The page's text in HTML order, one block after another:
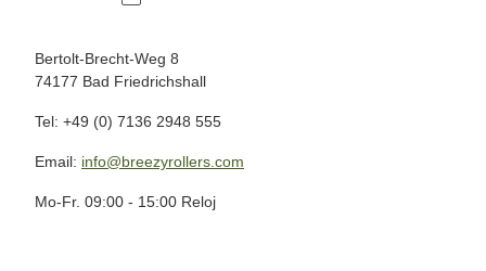
Bertolt-Brecht-Weg 8
74177 Bad Friedrichshall
Tel: +49 (0) 7136 2948 555
Email: info@breezyrollers.com
Mo-Fr. 09:00 - 15:00 Reloj